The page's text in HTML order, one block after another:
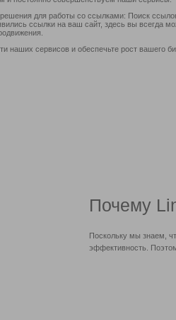
для работы со ссылками: Поиск
ссылки на ваш сайт, здесь вы всегда
наших сервисов и обеспечьте рост вашего
Почему
Поскольку мы знаем,
эффективность.